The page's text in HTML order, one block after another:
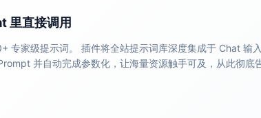
里直接调用
专家级提示词。 插件将全站提示词库深度集成于 Chat 输
并自动完成参数化，让海量资源触手可及，从此彻底